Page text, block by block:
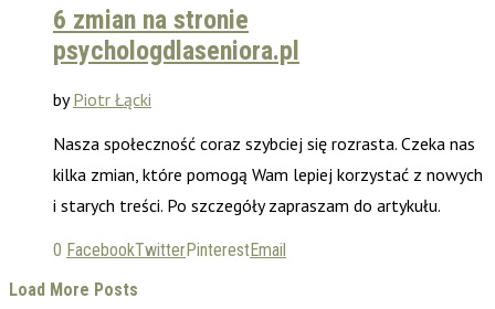
6 zmian na stronie
psychologdlaseniora.pl
byPiotr Łącki
Nasza społeczność coraz szybciej się rozrasta. Czeka nas
kilka zmian, które pomogą Wam lepiej korzystać z nowych
i starych treści. Po szczegóły zapraszam do artykułu.
0 FacebookTwitterPinterestEmail
Load More Posts